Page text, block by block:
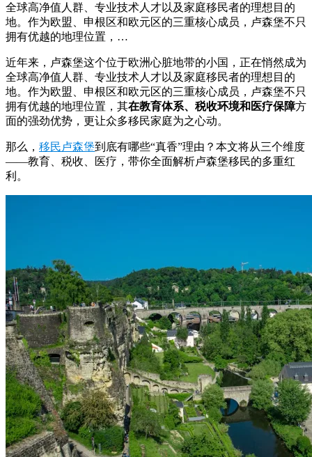
全球高净值人群、专业技术人才以及家庭移民者的理想目的
地。作为欧盟、申根区和欧元区的三重核心成员，卢森堡不只
拥有优越的地理位置，…
近年来，卢森堡这个位于欧洲心脏地带的小国，正在悄然成为
全球高净值人群、专业技术人才以及家庭移民者的理想目的
地。作为欧盟、申根区和欧元区的三重核心成员，卢森堡不只
拥有优越的地理位置，其在教育体系、税收环境和医疗保障方
面的强劲优势，更让众多移民家庭为之心动。
那么， 移民卢森堡到底有哪些“真香”理由？本文将从三个维度
——教育、税收、医疗，带你全面解析卢森堡移民的多重红
利。